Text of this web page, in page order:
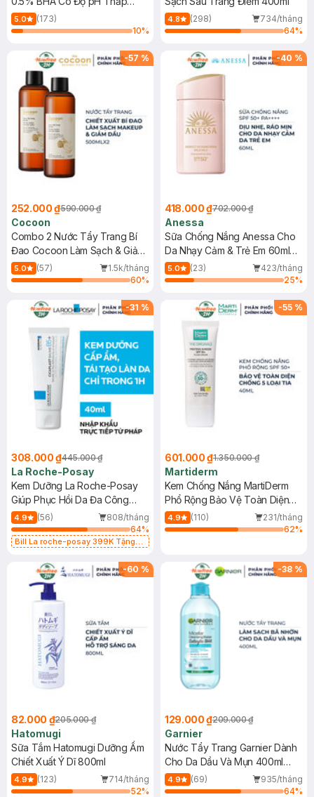
150ml
5.0
(173)
10%
4.8 (298)
734/tháng
64%
-57 %
252.000 ₫590.000 ₫
Cocoon
Combo 2 Nước Tẩy Trang Bí
Đao Cocoon Làm Sạch & Giảm
Dầu 500ml
5.0 (57)
1.5k/tháng
60%
-40 %
418.000 ₫702.000 ₫
Anessa
Sữa Chống Nắng Anessa Cho
Da Nhạy Cảm & Trẻ Em 60ml
(Mới)
5.0 (23)
423/tháng
25%
-31 %
308.000 ₫445.000 ₫
La Roche-Posay
Kem Dưỡng La Roche-Posay
Giúp Phục Hồi Da Đa Công
Dụng 40ml
4.9 (56)
808/tháng
64%
Bill La roche-posay 399K Tặng
(SL có hạn)
-55 %
601.000 ₫1.350.000 ₫
Martiderm
Kem Chống Nắng MartiDerm
Phổ Rộng Bảo Vệ Toàn Diện
40ml
4.9 (110)
231/tháng
62%
-60 %
82.000 ₫205.000 ₫
Hatomugi
Sữa Tắm Hatomugi Dưỡng Ẩm
Chiết Xuất Ý Dĩ 800ml
4.9 (123)
714/tháng
52%
-38 %
129.000 ₫209.000 ₫
Garnier
Nước Tẩy Trang Garnier Dành
Cho Da Dầu Và Mụn 400ml
(Mới)
4.9 (69)
935/tháng
64%